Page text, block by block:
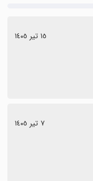
١٥ تیر ١٤٠٥
٧ تیر ١٤٠٥